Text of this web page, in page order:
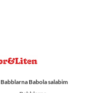
Babblarna Babola salabim